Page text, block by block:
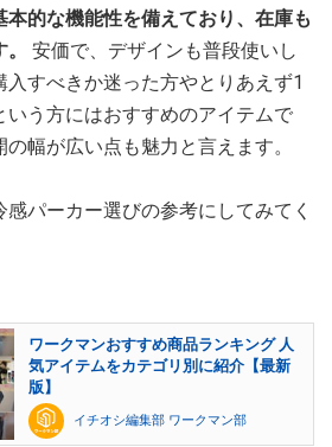
本的な機能性を備えており、在庫も
安価で、デザインも普段使いし
すべきか迷った方やとりあえず1
いう方にはおすすめのアイテムで
幅が広い点も魅力と言えます。
パーカー選びの参考にしてみてく
ワークマンおすすめ商品ランキング 人
気アイテムをカテゴリ別に紹介【最新
版】
イチオシ編集部 ワークマン部